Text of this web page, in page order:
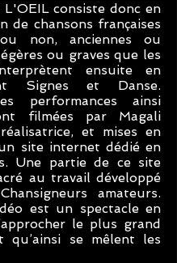
L'OEIL consiste donc en
de chansons françaises
non, anciennes ou
ou graves que les
ensuite en
Signes et Danse.
performances ainsi
filmées par Magali
et mises en
site internet dédié en
Une partie de ce site
au travail développé
amateurs.
est un spectacle en
le plus grand
qu’ainsi se mêlent les